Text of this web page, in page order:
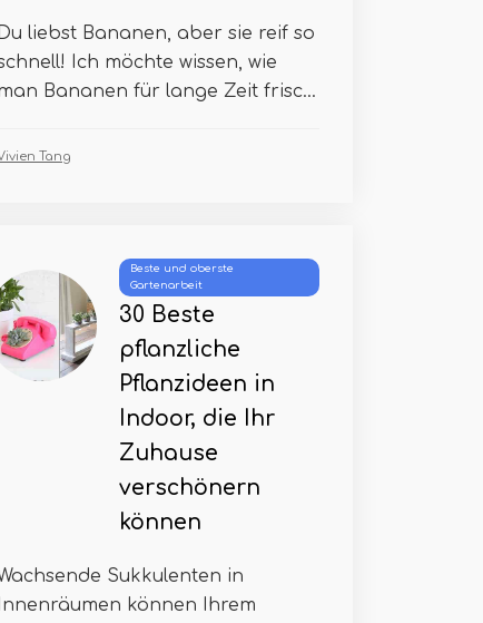
Du liebst Bananen, aber sie reif so
Ich möchte wissen, wie
Bananen für lange Zeit frisc...
Tang
Beste und oberste
Gartenarbeit
30 Beste
pflanzliche
Pflanzideen in
Indoor, die Ihr
Zuhause
verschönern
können
Sukkulenten in
Innenräumen können Ihrem